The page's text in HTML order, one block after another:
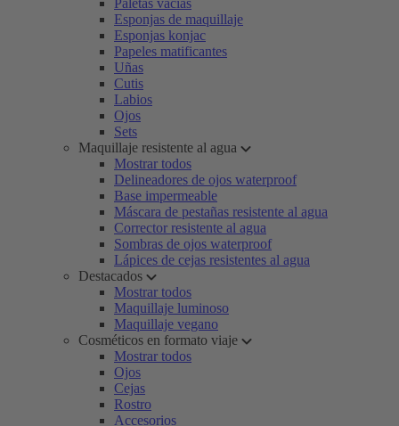
Paletas vacías
Esponjas de maquillaje
Esponjas konjac
Papeles matificantes
Uñas
Cutis
Labios
Ojos
Sets
Maquillaje resistente al agua
Mostrar todos
Delineadores de ojos waterproof
Base impermeable
Máscara de pestañas resistente al agua
Corrector resistente al agua
Sombras de ojos waterproof
Lápices de cejas resistentes al agua
Destacados
Mostrar todos
Maquillaje luminoso
Maquillaje vegano
Cosméticos en formato viaje
Mostrar todos
Ojos
Cejas
Rostro
Accesorios